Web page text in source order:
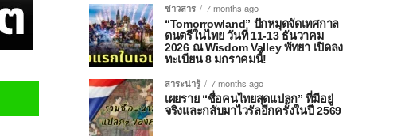
ข่าวสาร
7 months ago
“Tomorrowland” ปักหมุดจัดเทศกาล
ดนตรีในไทย วันที่ 11-13 ธันวาคม
2026 ณ Wisdom Valley พัทยา เปิดลง
ทะเบียน 8 มกราคมนี้!
สาระน่ารู้
7 months ago
เผยราย “ชื่อคนไทยสุดแปลก” ที่มีอยู่
จริงและกลับมาไวรัลอีกครั้งในปี 2569